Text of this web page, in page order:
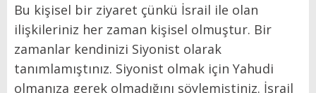
Bu kişisel bir ziyaret çünkü İsrail ile olan
ilişkileriniz her zaman kişisel olmuştur. Bir
zamanlar kendinizi Siyonist olarak
tanımlamıştınız. Siyonist olmak için Yahudi
olmanıza gerek olmadığını söylemiştiniz. İsrail